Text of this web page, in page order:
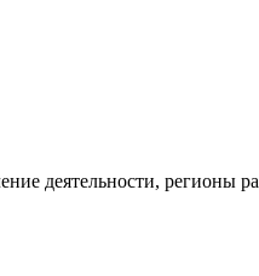
деятельности, регионы